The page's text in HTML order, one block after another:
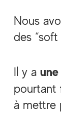
Nous
des
Il y a
pourtant
à mettre